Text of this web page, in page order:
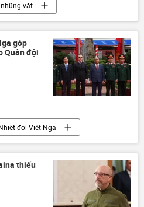
vặt
Việt Nam
góp
Quân đội
đới Việt-Nga
Việt Nam
Việtthiếu